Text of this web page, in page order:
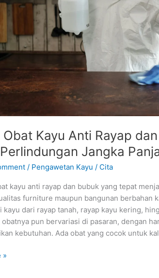
Obat Kayu Anti Rayap
Jangka
/ Pengawetan Kayu / Cita
kayu anti rayap dan bubuk yang tepat
furniture maupun bangunan berbahan
kayu dari rayap tanah, rayap kayu kering,
pun bervariasi di pasaran, dengan
kebutuhan. Ada obat yang cocok untuk
»